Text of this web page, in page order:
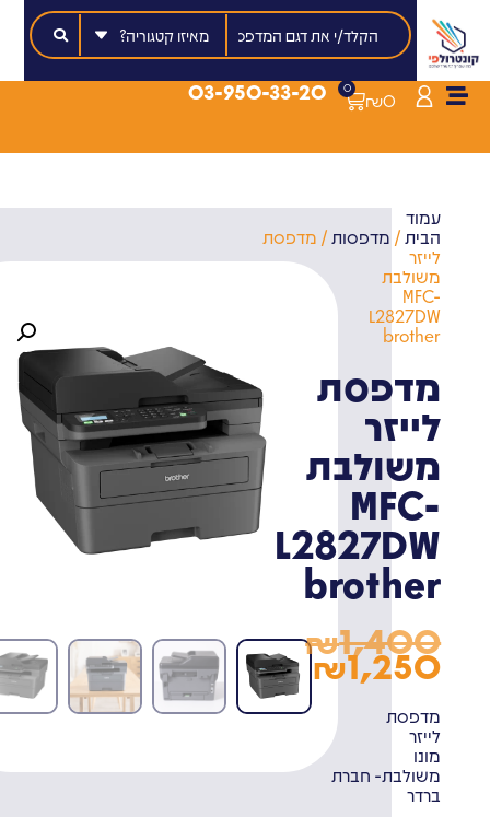
₪0
0
03-950-33-20
עמוד
הבית/ מדפסות/ מדפסת
לייזר
משולבת
MFC-
L2827DW
brother
מדפסת
לייזר
משולבת
MFC-
L2827DW
brother
₪1,400
₪1,250
מדפסת
לייזר
מונו
משולבת- חברת
ברדר